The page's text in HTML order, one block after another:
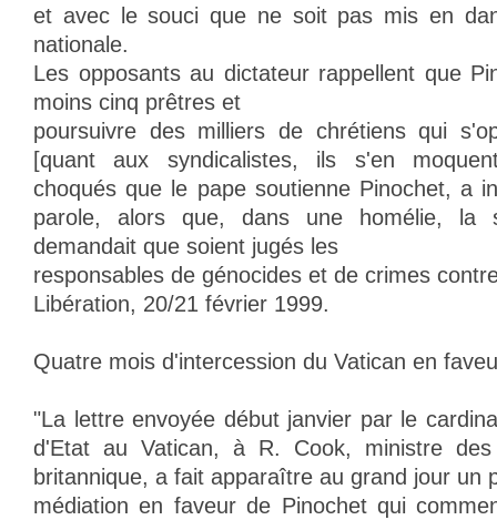
et avec le souci que ne soit pas mis en
nationale.
Les opposants au dictateur rappellent que
moins cinq prêtres et
poursuivre des milliers de chrétiens qui
[quant aux syndicalistes, ils s'en
choqués que le pape soutienne Pinochet, a
parole, alors que, dans une homélie, la
demandait que soient jugés les
responsables de génocides et de crimes
Libération, 20/21 février 1999.
Quatre mois d'intercession du Vatican en
"La lettre envoyée début janvier par le
d'Etat au Vatican, à R. Cook, ministre des
britannique, a fait apparaître au grand jour un
médiation en faveur de Pinochet qui